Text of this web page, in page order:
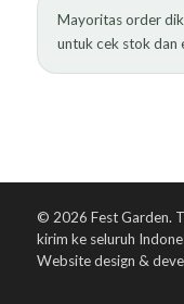
Mayoritas order
untuk cek stok dan
© 2026 Fest Garden.
kirim ke seluruh
Website design &